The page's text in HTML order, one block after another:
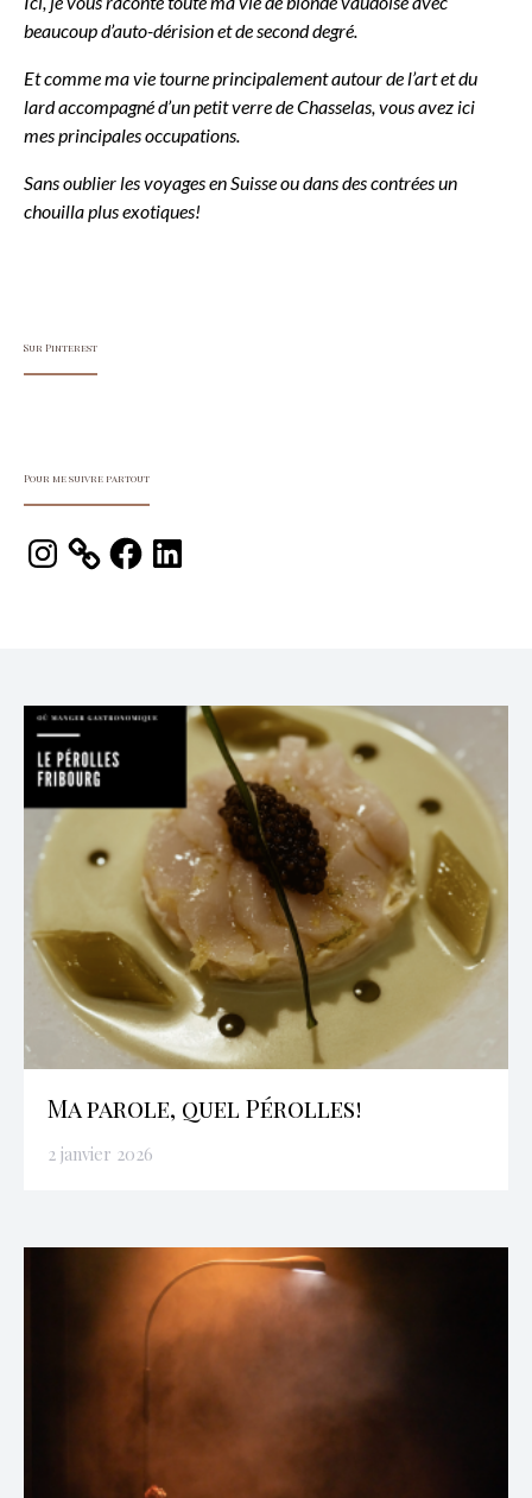
beaucoup d’auto-dérision et de second degré.
Et comme ma vie tourne principalement autour de l’art et du
lard accompagné d’un petit verre de Chasselas, vous avez ici
mes principales occupations.
Sans oublier les voyages en Suisse ou dans des contrées un
chouilla plus exotiques!
Sur Pinterest
Pour me suivre partout
Instagram FacebookLinkedIn
Ma parole, quel Pérolles!
2 janvier 2026